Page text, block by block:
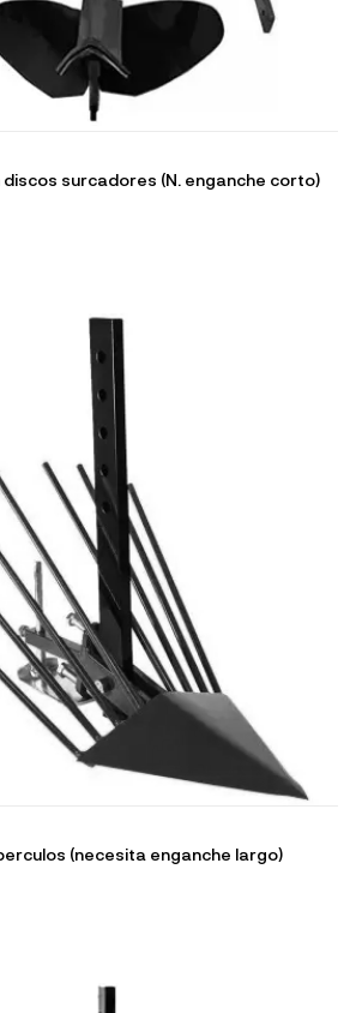
surcadores (N. enganche corto)
(necesita enganche largo)